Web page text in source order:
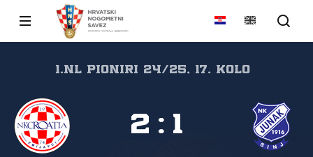
1.nl Pioniri 24/25, 17. kolo
2 : 1